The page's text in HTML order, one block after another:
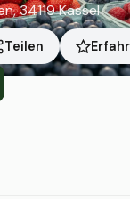
34119 Kassel
Teilen